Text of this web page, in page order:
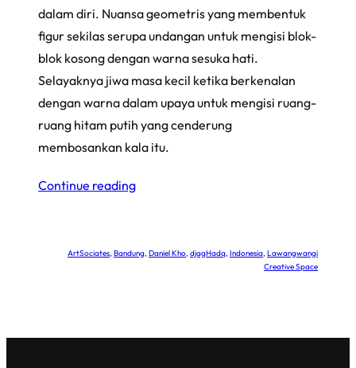
dalam diri. Nuansa geometris yang membentuk
figur sekilas serupa undangan untuk mengisi blok-
blok kosong dengan warna sesuka hati.
Selayaknya jiwa masa kecil ketika berkenalan
dengan warna dalam upaya untuk mengisi ruang-
ruang hitam putih yang cenderung
membosankan kala itu.
Continue reading
ArtSociates, Bandung, Daniel Kho, djagHadq, Indonesia, Lawangwangi
Creative Space